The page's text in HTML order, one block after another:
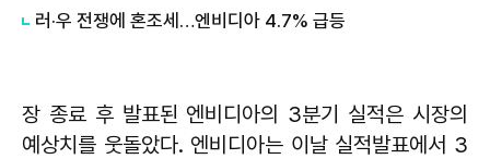
러·우 전쟁에 혼조세…엔비디아 4.7% 급등
장 종료 후 발표된 엔비디아의 3분기 실적은 시장의
예상치를 웃돌았다. 엔비디아는 이날 실적발표에서 3